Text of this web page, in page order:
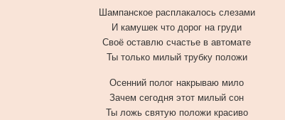
Шампанское расплакалось слезами
И камушек что дорог на груди
Своё оставлю счастье в автомате
Ты только милый трубку положи
Осенний полог накрываю мило
Зачем сегодня этот милый сон
Ты ложь святую положи красиво